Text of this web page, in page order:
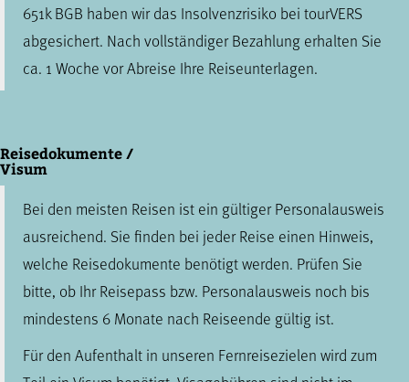
651k BGB haben wir das Insolvenzrisiko bei tourVERS
abgesichert. Nach vollständiger Bezahlung erhalten Sie
ca. 1 Woche vor Abreise Ihre Reiseunterlagen.
Reisedokumente /
Visum
Bei den meisten Reisen ist ein gültiger Personalausweis
ausreichend. Sie finden bei jeder Reise einen Hinweis,
welche Reisedokumente benötigt werden. Prüfen Sie
bitte, ob Ihr Reisepass bzw. Personalausweis noch bis
mindestens 6 Monate nach Reiseende gültig ist.
Für den Aufenthalt in unseren Fernreisezielen wird zum